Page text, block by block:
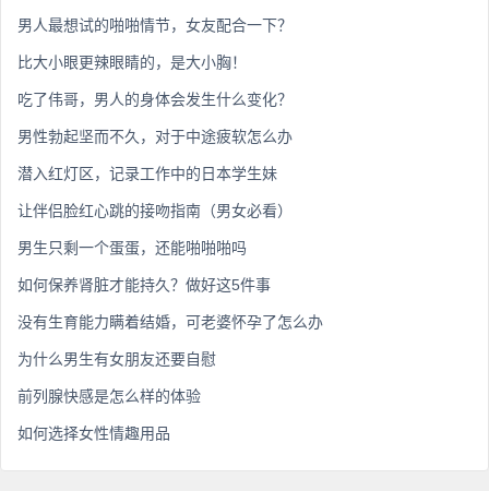
男人最想试的啪啪情节，女友配合一下？
比大小眼更辣眼睛的，是大小胸！
吃了伟哥，男人的身体会发生什么变化？
男性勃起坚而不久，对于中途疲软怎么办
潜入红灯区，记录工作中的日本学生妹
让伴侣脸红心跳的接吻指南（男女必看）
男生只剩一个蛋蛋，还能啪啪啪吗
如何保养肾脏才能持久？做好这5件事
没有生育能力瞒着结婚，可老婆怀孕了怎么办
为什么男生有女朋友还要自慰
前列腺快感是怎么样的体验
如何选择女性情趣用品